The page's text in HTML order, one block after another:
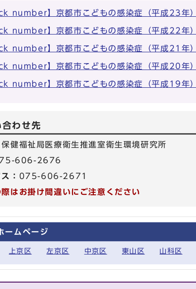
number】京都市こどもの感染症（平成23年）
number】京都市こどもの感染症（平成22年）
number】京都市こどもの感染症（平成21年）
number】京都市こどもの感染症（平成20年）
number】京都市こどもの感染症（平成19年）
合わせ先
保健福祉局医療衛生推進室衛生環境研究所
606-2676
： 075-606-2671
はお掛け間違いにご注意ください
ームページ
上京区 左京区 中京区 東山区 山科区